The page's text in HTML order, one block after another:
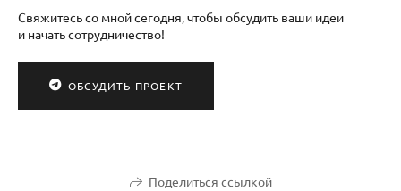
Свяжитесь со мной сегодня, чтобы обсудить ваши идеи
и начать сотрудничество!
ОБСУДИТЬ ПРОЕКТ
Поделиться ссылкой